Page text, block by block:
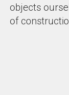
objects
of